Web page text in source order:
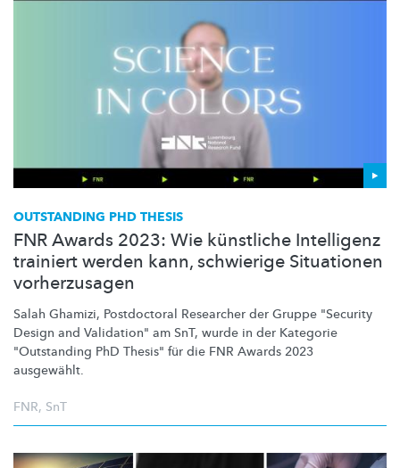
OUTSTANDING PHD THESIS
FNR Awards 2023: Wie künstliche Intelligenz
trainiert werden kann, schwierige Situationen
vorherzusagen
Salah Ghamizi, Postdoctoral Researcher der Gruppe "Security
Design and Validation" am SnT, wurde in der Kategorie
"Outstanding PhD Thesis" für die FNR Awards 2023
ausgewählt.
FNR, SnT